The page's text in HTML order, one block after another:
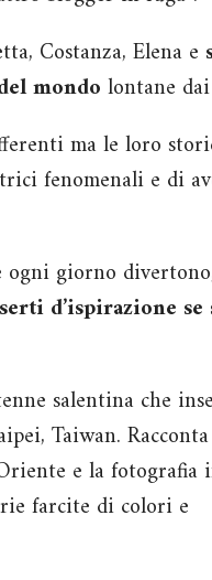
Costanza, Elena e
mondo lontane
ma le loro
fenomenali e di
giorno
d’ispirazione
salentina che
Taiwan.
e la fotografia
farcite di colori e